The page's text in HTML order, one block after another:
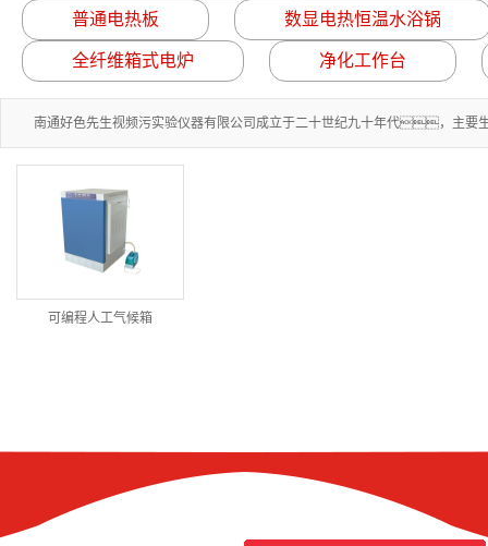
普通电热板 数显电热恒温水浴锅
全纤维箱式电炉 净化工作台
南通好色先生视频污实验仪器有限公司成立于二十世纪九十年代，
可编程人工气候箱